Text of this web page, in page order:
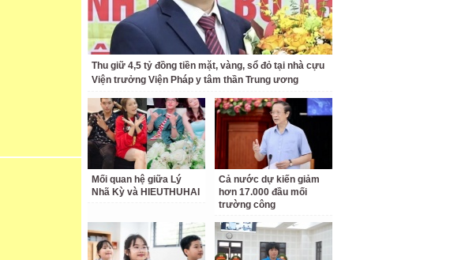
Thu giữ 4,5 tỷ đồng tiền mặt, vàng, sổ đỏ tại nhà cựu
Viện trưởng Viện Pháp y tâm thần Trung ương
Mối quan hệ giữa Lý
Nhã Kỳ và HIEUTHUHAI
Cả nước dự kiến giảm
hơn 17.000 đầu mối
trường công